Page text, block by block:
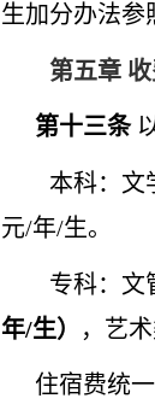
生加分办法参
第五章
第十三条
本科：文
元/年/生。
专科：文
年/生）
，艺术
住宿费统